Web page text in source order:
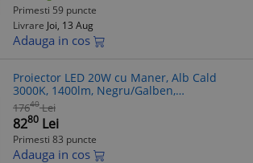
Primesti 59 puncte
Livrare Joi, 13 Aug
Adauga in cos
Proiector LED 20W cu Maner, Alb Cald
3000K, 1400lm, Negru/Galben,
Profesional, Exterior
17640 Lei
8280 Lei
Primesti 83 puncte
Adauga in cos